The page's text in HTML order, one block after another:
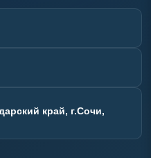
край, г.Сочи,